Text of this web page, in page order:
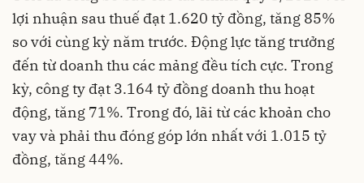
lợi nhuận sau thuế đạt 1.620 tỷ đồng, tăng 85%
so với cùng kỳ năm trước. Động lực tăng trưởng
đến từ doanh thu các mảng đều tích cực. Trong
kỳ, công ty đạt 3.164 tỷ đồng doanh thu hoạt
động, tăng 71%. Trong đó, lãi từ các khoản cho
vay và phải thu đóng góp lớn nhất với 1.015 tỷ
đồng, tăng 44%.